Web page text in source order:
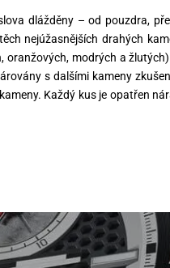
dlážděny – od pouzdra,
nejúžasnějších drahých
modrých a
s dalšími kameny
Každý kus je opatřen